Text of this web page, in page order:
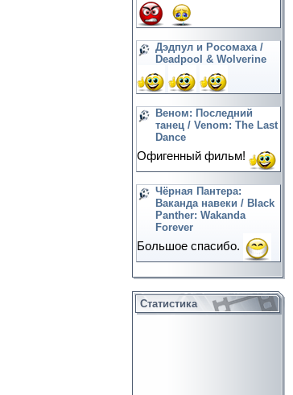
Дэдпул и Росомаха /
Deadpool & Wolverine
Веном: Последний
танец / Venom: The Last
Dance
Офигенный фильм!
Чёрная Пантера:
Ваканда навеки / Black
Panther: Wakanda
Forever
Большое спасибо.
Статистика